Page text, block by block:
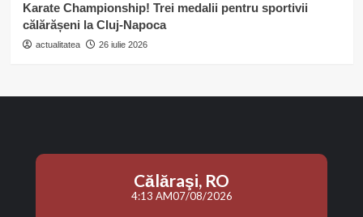
Karate Championship! Trei medalii pentru sportivii
călărășeni la Cluj-Napoca
actualitatea 26 iulie 2026
Călăraşi, RO
4:13 AM07/08/2026